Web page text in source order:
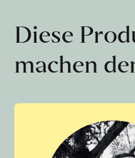
Diese
machen